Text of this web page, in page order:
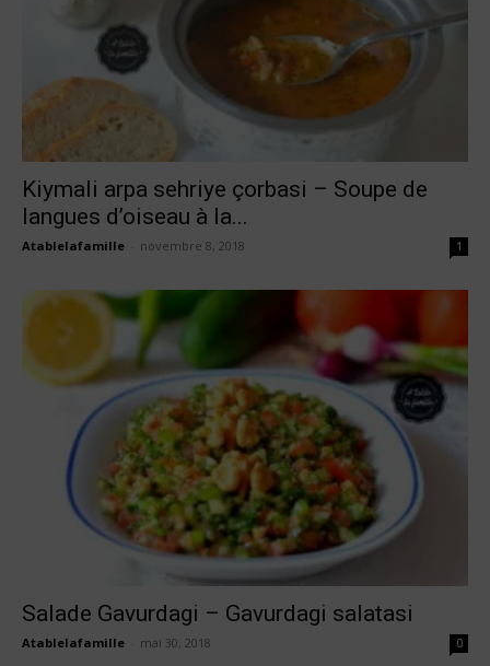
Kiymali arpa sehriye çorbasi – Soupe de
langues d’oiseau à la...
Atablelafamille novembre 8, 2018 1
Salade Gavurdagi – Gavurdagi salatasi
Atablelafamille mai 30, 2018 0